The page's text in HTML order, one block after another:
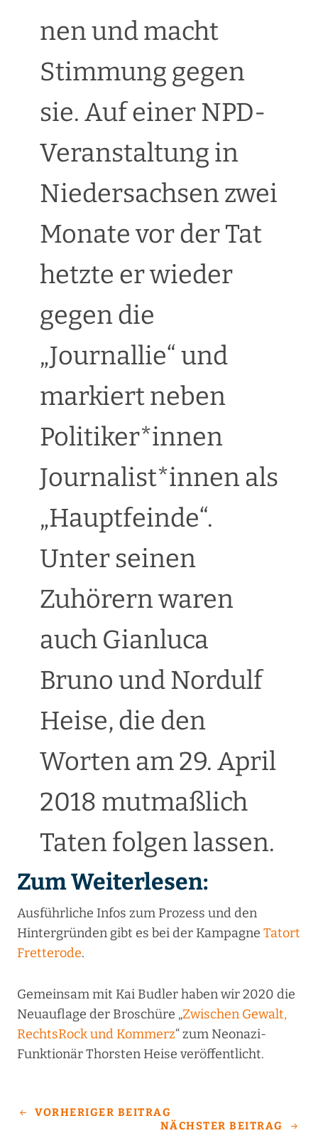
nen und macht
Stimmung gegen
sie. Auf einer NPD-
Veranstaltung in
Niedersachsen zwei
Monate vor der Tat
hetzte er wieder
gegen die
„Journallie“ und
markiert neben
Politiker*innen
Journalist*innen als
„Hauptfeinde“.
Unter seinen
Zuhörern waren
auch Gianluca
Bruno und Nordulf
Heise, die den
Worten am 29. April
2018 mutmaßlich
Taten folgen lassen.
Zum Weiterlesen:
Ausführliche Infos zum Prozess und den
Hintergründen gibt es bei der Kampagne Tatort
Fretterode.
Gemeinsam mit Kai Budler haben wir 2020 die
Neuauflage der Broschüre „Zwischen Gewalt,
RechtsRock und Kommerz“ zum Neonazi-
Funktionär Thorsten Heise veröffentlicht.
VORHERIGER BEITRAG
NÄCHSTER BEITRAG